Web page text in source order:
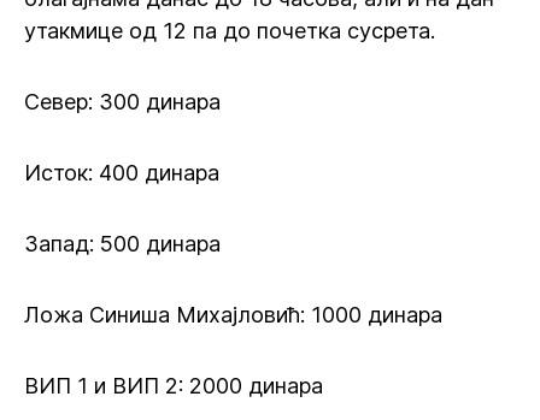
утакмице од 12 па до почетка сусрета.
Север: 300 динара
Исток: 400 динара
Запад: 500 динара
Ложа Синиша Михајловић: 1000 динара
ВИП 1 и ВИП 2: 2000 динара